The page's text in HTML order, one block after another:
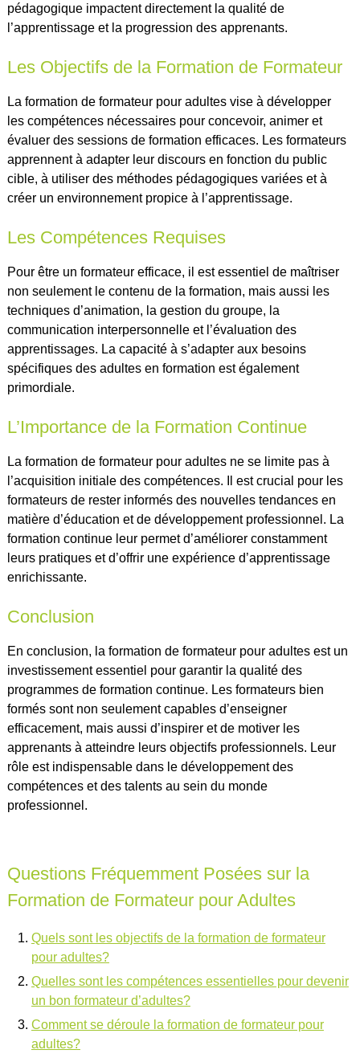
pédagogique impactent directement la qualité de
l’apprentissage et la progression des apprenants.
Les Objectifs de la Formation de Formateur
La formation de formateur pour adultes vise à développer
les compétences nécessaires pour concevoir, animer et
évaluer des sessions de formation efficaces. Les formateurs
apprennent à adapter leur discours en fonction du public
cible, à utiliser des méthodes pédagogiques variées et à
créer un environnement propice à l’apprentissage.
Les Compétences Requises
Pour être un formateur efficace, il est essentiel de maîtriser
non seulement le contenu de la formation, mais aussi les
techniques d’animation, la gestion du groupe, la
communication interpersonnelle et l’évaluation des
apprentissages. La capacité à s’adapter aux besoins
spécifiques des adultes en formation est également
primordiale.
L’Importance de la Formation Continue
La formation de formateur pour adultes ne se limite pas à
l’acquisition initiale des compétences. Il est crucial pour les
formateurs de rester informés des nouvelles tendances en
matière d’éducation et de développement professionnel. La
formation continue leur permet d’améliorer constamment
leurs pratiques et d’offrir une expérience d’apprentissage
enrichissante.
Conclusion
En conclusion, la formation de formateur pour adultes est un
investissement essentiel pour garantir la qualité des
programmes de formation continue. Les formateurs bien
formés sont non seulement capables d’enseigner
efficacement, mais aussi d’inspirer et de motiver les
apprenants à atteindre leurs objectifs professionnels. Leur
rôle est indispensable dans le développement des
compétences et des talents au sein du monde
professionnel.
Questions Fréquemment Posées sur la
Formation de Formateur pour Adultes
Quels sont les objectifs de la formation de formateur
pour adultes?
Quelles sont les compétences essentielles pour devenir
un bon formateur d’adultes?
Comment se déroule la formation de formateur pour
adultes?